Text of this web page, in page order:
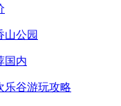
山公园
国内
乐谷游玩攻略